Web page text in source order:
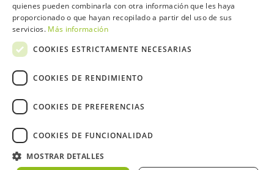
Opina Contacta
Trabaja con nosotros
2026 ©NextCaddy.
Política de Cookies
Política de Privacidad
quienes pueden combinarla con otra información que les haya
proporcionado o que hayan recopilado a partir del uso de sus
servicios. Más información
COOKIES ESTRICTAMENTE NECESARIAS
COOKIES DE RENDIMIENTO
COOKIES DE PREFERENCIAS
COOKIES DE FUNCIONALIDAD
MOSTRAR DETALLES